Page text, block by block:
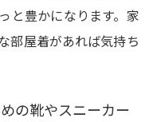
と豊かになります。家
部屋着があれば気持ち
の靴やスニーカー